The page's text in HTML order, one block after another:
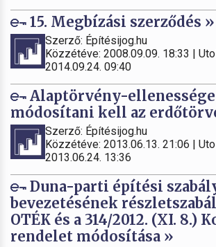
15. Megbízási szerződés »
Szerző: Építésijog.hu
Közzétéve: 2008.09.09. 18:33 |
2014.09.24. 09:40
Alaptörvény-
módosítani kell az
Szerző: Építésijog.hu
Közzétéve: 2013.06.13. 21:06 |
2013.06.24. 13:36
Duna-parti építési
bevezetésének
OTÉK és a 314/2012. (XI. 8.)
rendelet módosítása »